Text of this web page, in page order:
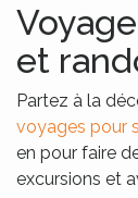
et
Partez à la
voyages pour
en pour faire
excursions et